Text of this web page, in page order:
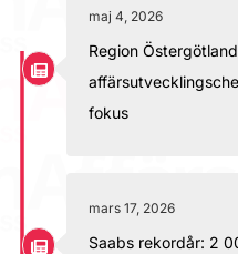
maj 4, 2026
Region
fokus
mars 17, 2026
Saabs rekordår: 2